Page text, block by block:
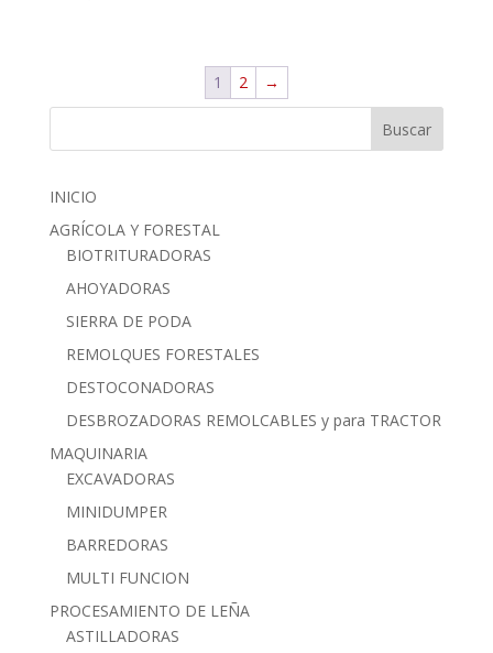
1 2 →
Buscar
INICIO
AGRÍCOLA Y FORESTAL
BIOTRITURADORAS
AHOYADORAS
SIERRA DE PODA
REMOLQUES FORESTALES
DESTOCONADORAS
DESBROZADORAS REMOLCABLES y para TRACTOR
MAQUINARIA
EXCAVADORAS
MINIDUMPER
BARREDORAS
MULTI FUNCION
PROCESAMIENTO DE LEÑA
ASTILLADORAS